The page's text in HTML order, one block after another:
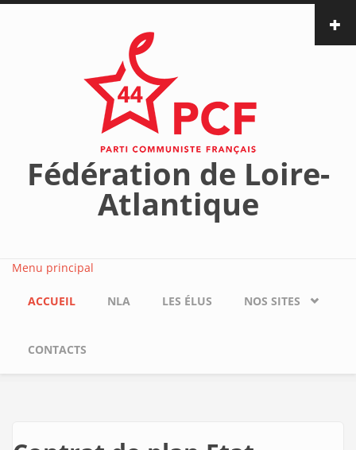
Aller au contenu principal
Fédération de Loire-
Atlantique
Menu principal
ACCUEIL NLA LES ÉLUS NOS SITES
CONTACTS